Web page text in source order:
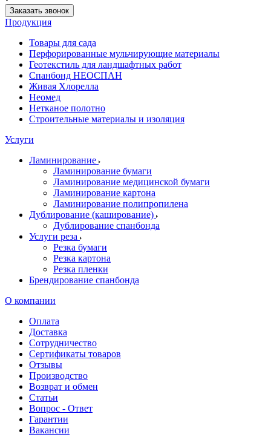
Заказать звонок
Продукция
Товары для сада
Перфорированные мульчирующие материалы
Геотекстиль для ландшафтных работ
Спанбонд НЕОСПАН
Живая Хлорелла
Нeомед
Нетканое полотно
Строительные материалы и изоляция
Услуги
Ламинирование
Ламинирование бумаги
Ламинирование медицинской бумаги
Ламинирование картона
Ламинирование полипропилена
Дублирование (каширование)
Дублирование спанбонда
Услуги реза
Резка бумаги
Резка картона
Резка пленки
Брендирование спанбонда
О компании
Оплата
Доставка
Сотрудничество
Сертификаты товаров
Отзывы
Производство
Возврат и обмен
Статьи
Вопрос - Ответ
Гарантии
Вакансии